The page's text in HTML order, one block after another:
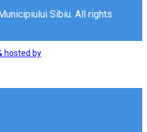
Sibiu. All rights
hosted by